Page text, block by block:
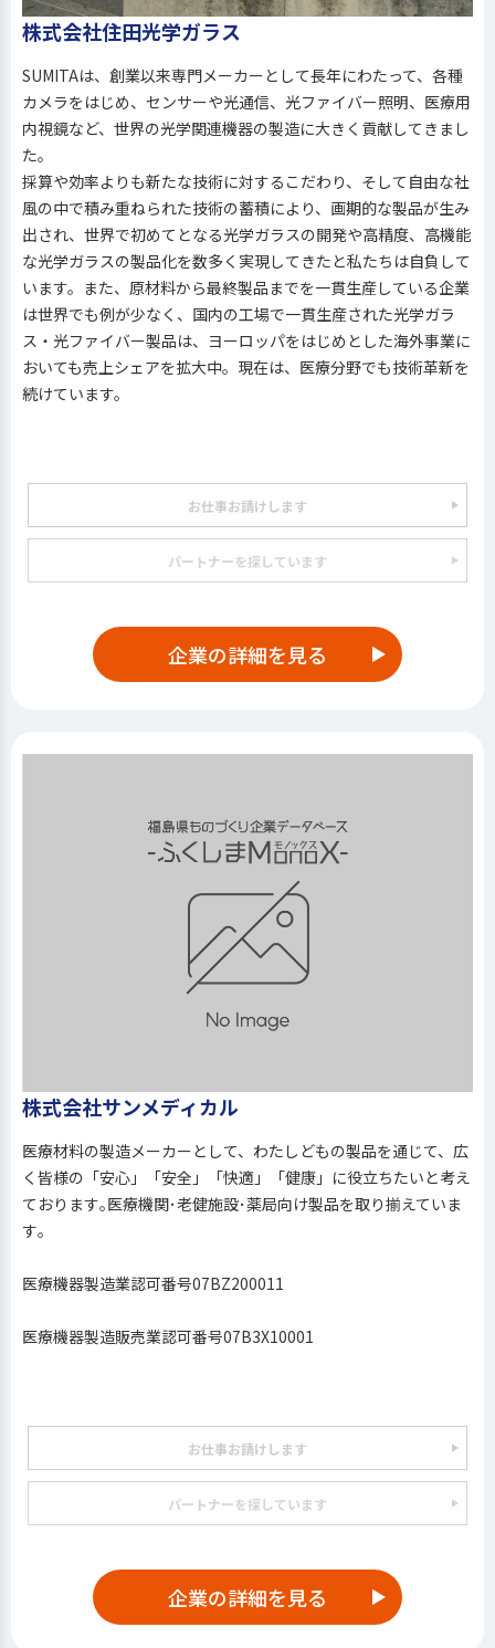
株式会社住田光学ガラス
SUMITAは、創業以来専門メーカーとして長年にわたって、各種
カメラをはじめ、センサーや光通信、光ファイバー照明、医療用
内視鏡など、世界の光学関連機器の製造に大きく貢献してきまし
た。
採算や効率よりも新たな技術に対するこだわり、そして自由な社
風の中で積み重ねられた技術の蓄積により、画期的な製品が生み
出され、世界で初めてとなる光学ガラスの開発や高精度、高機能
な光学ガラスの製品化を数多く実現してきたと私たちは自負して
います。また、原材料から最終製品までを一貫生産している企業
は世界でも例が少なく、国内の工場で一貫生産された光学ガラ
ス・光ファイバー製品は、ヨーロッパをはじめとした海外事業に
おいても売上シェアを拡大中。現在は、医療分野でも技術革新を
続けています。
お仕事お請けします
パートナーを探しています
企業の詳細を見る
株式会社サンメディカル
医療材料の製造メーカーとして、わたしどもの製品を通じて、広
く皆様の「安心」「安全」「快適」「健康」に役立ちたいと考え
ております｡医療機関･老健施設･薬局向け製品を取り揃えていま
す｡
医療機器製造業認可番号07BZ200011
医療機器製造販売業認可番号07B3X10001
お仕事お請けします
パートナーを探しています
企業の詳細を見る